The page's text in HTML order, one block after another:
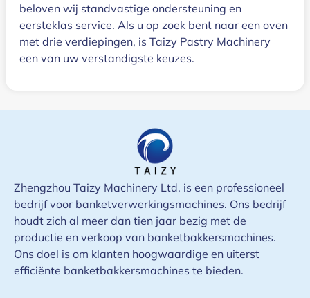
beloven wij standvastige ondersteuning en
eersteklas service. Als u op zoek bent naar een oven
met drie verdiepingen, is Taizy Pastry Machinery
een van uw verstandigste keuzes.
Zhengzhou Taizy Machinery Ltd. is een professioneel
bedrijf voor banketverwerkingsmachines. Ons bedrijf
houdt zich al meer dan tien jaar bezig met de
productie en verkoop van banketbakkersmachines.
Ons doel is om klanten hoogwaardige en uiterst
efficiënte banketbakkersmachines te bieden.